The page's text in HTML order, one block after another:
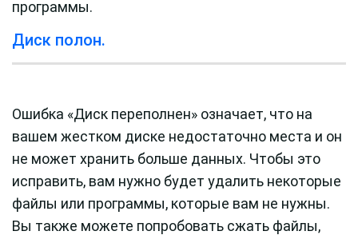
программы.
Диск полон.
Ошибка «Диск переполнен» означает, что на
вашем жестком диске недостаточно места и он
не может хранить больше данных. Чтобы это
исправить, вам нужно будет удалить некоторые
файлы или программы, которые вам не нужны.
Вы также можете попробовать сжать файлы,